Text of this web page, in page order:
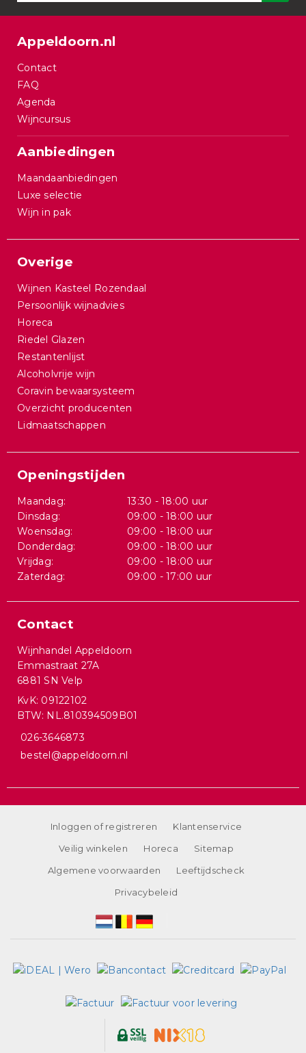
Appeldoorn.nl
Contact
FAQ
Agenda
Wijncursus
Aanbiedingen
Maandaanbiedingen
Luxe selectie
Wijn in pak
Overige
Wijnen Kasteel Rozendaal
Persoonlijk wijnadvies
Horeca
Riedel Glazen
Restantenlijst
Alcoholvrije wijn
Coravin bewaarsysteem
Overzicht producenten
Lidmaatschappen
Openingstijden
Maandag:
13:30 - 18:00 uur
Dinsdag:
09:00 - 18:00 uur
Woensdag:
09:00 - 18:00 uur
Donderdag:
09:00 - 18:00 uur
Vrijdag:
09:00 - 18:00 uur
Zaterdag:
09:00 - 17:00 uur
Contact
Wijnhandel Appeldoorn
Emmastraat 27A
6881 SN Velp
KvK: 09122102
BTW: NL.810394509B01
026-3646873
bestel@appeldoorn.nl
Inloggen of registreren
Klantenservice
Veilig winkelen
Horeca
Sitemap
Algemene voorwaarden
Leeftijdscheck
Privacybeleid